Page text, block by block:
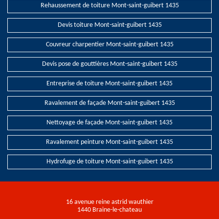
Rehaussement de toiture Mont-saint-guibert 1435
Devis toiture Mont-saint-guibert 1435
Couvreur charpentier Mont-saint-guibert 1435
Devis pose de gouttières Mont-saint-guibert 1435
Entreprise de toiture Mont-saint-guibert 1435
Ravalement de façade Mont-saint-guibert 1435
Nettoyage de façade Mont-saint-guibert 1435
Ravalement peinture Mont-saint-guibert 1435
Hydrofuge de toiture Mont-saint-guibert 1435
16 avenue reine astrid wauthier
1440 Braine-le-chateau